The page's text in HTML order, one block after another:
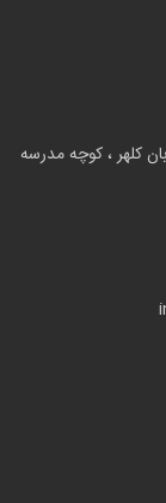
کلهر ، کوچه مدرسه